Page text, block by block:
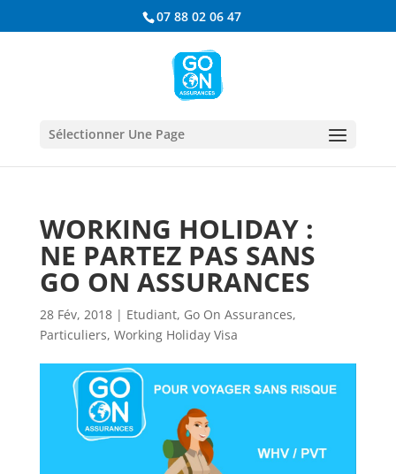
07 88 02 06 47
Sélectionner Une Page
WORKING HOLIDAY :
NE PARTEZ PAS SANS
GO ON ASSURANCES
28 Fév, 2018| Etudiant, Go On Assurances,
Particuliers, Working Holiday Visa